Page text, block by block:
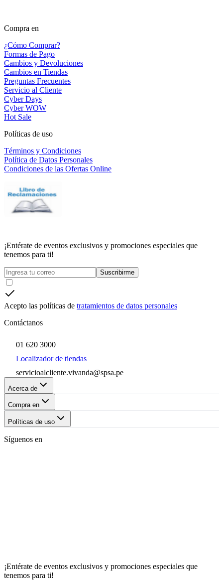
Compra en
¿Cómo Comprar?
Formas de Pago
Cambios y Devoluciones
Cambios en Tiendas
Preguntas Frecuentes
Servicio al Cliente
Cyber Days
Cyber WOW
Hot Sale
Políticas de uso
Términos y Condiciones
Política de Datos Personales
Condiciones de las Ofertas Online
¡Entérate de eventos exclusivos y promociones especiales que
tenemos para ti!
Suscribirme
Acepto las políticas de tratamientos de datos personales
Contáctanos
01 620 3000
Localizador de tiendas
servicioalcliente.vivanda@spsa.pe
Acerca de
Compra en
Políticas de uso
Síguenos en
¡Entérate de eventos exclusivos y promociones especiales que
tenemos para ti!